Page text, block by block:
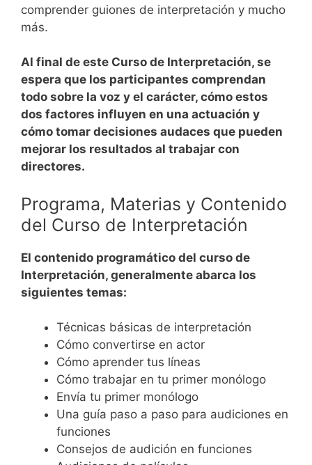
comprender guiones de interpretación y mucho
más.
Al final de este Curso de Interpretación, se
espera que los participantes comprendan
todo sobre la voz y el carácter, cómo estos
dos factores influyen en una actuación y
cómo tomar decisiones audaces que pueden
mejorar los resultados al trabajar con
directores.
Programa, Materias y Contenido
del Curso de Interpretación
El contenido programático del curso de
Interpretación, generalmente abarca los
siguientes temas:
Técnicas básicas de interpretación
Cómo convertirse en actor
Cómo aprender tus líneas
Cómo trabajar en tu primer monólogo
Envía tu primer monólogo
Una guía paso a paso para audiciones en
funciones
Consejos de audición en funciones